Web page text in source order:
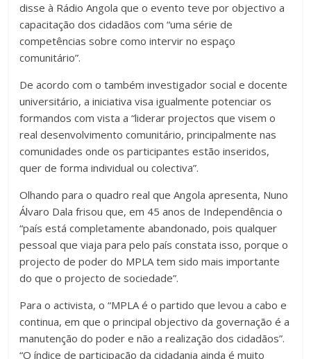
disse à Rádio Angola que o evento teve por objectivo a
capacitação dos cidadãos com “uma série de
competências sobre como intervir no espaço
comunitário”.
De acordo com o também investigador social e docente
universitário, a iniciativa visa igualmente potenciar os
formandos com vista a “liderar projectos que visem o
real desenvolvimento comunitário, principalmente nas
comunidades onde os participantes estão inseridos,
quer de forma individual ou colectiva”.
Olhando para o quadro real que Angola apresenta, Nuno
Álvaro Dala frisou que, em 45 anos de Independência o
“país está completamente abandonado, pois qualquer
pessoal que viaja para pelo país constata isso, porque o
projecto de poder do MPLA tem sido mais importante
do que o projecto de sociedade”.
Para o activista, o “MPLA é o partido que levou a cabo e
continua, em que o principal objectivo da governação é a
manutenção do poder e não a realização dos cidadãos”.
“O índice de participação da cidadania ainda é muito